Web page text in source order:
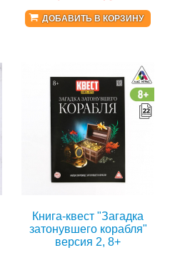
ДОБАВИТЬ В КОРЗИНУ
Книга-квест "Загадка
затонувшего корабля"
версия 2, 8+